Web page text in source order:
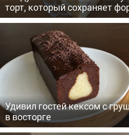
торт, который сохраняет
Удивил гостей кексом с
в восторге